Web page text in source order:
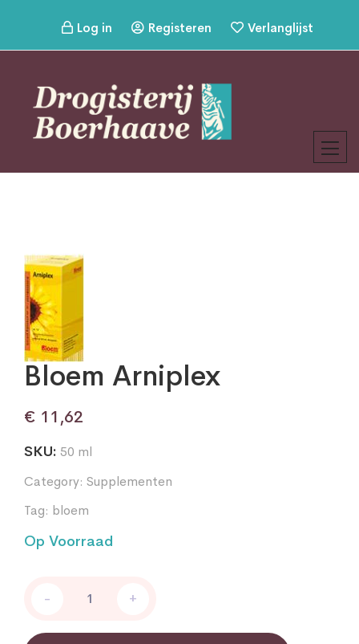
Log in Registeren Verlanglijst
Bloem Arniplex
€ 11,62
SKU: 50 ml
Category: Supplementen
Tag: bloem
Op Voorraad
Arniplex
- +